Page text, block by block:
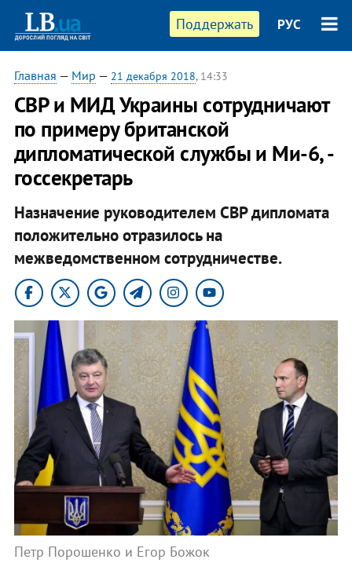
Поддержать РУС
Главная — Мир — 21 декабря 2018, 14:33
СВР и МИД Украины сотрудничают
по примеру британской
дипломатической службы и Ми-6, -
госсекретарь
Назначение руководителем СВР дипломата
положительно отразилось на
межведомственном сотрудничестве.
Петр Порошенко и Егор Божок